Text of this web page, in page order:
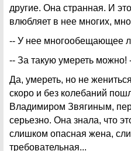
другие. Она странная. И
влюбляет в нее многих,
-- У нее многообещающее
-- За такую умереть можно!
Да, умереть, но не
скоро и без колебаний
Владимиром Звягиным,
серьезно. Она знала, что
слишком опасная жена,
требовательная...